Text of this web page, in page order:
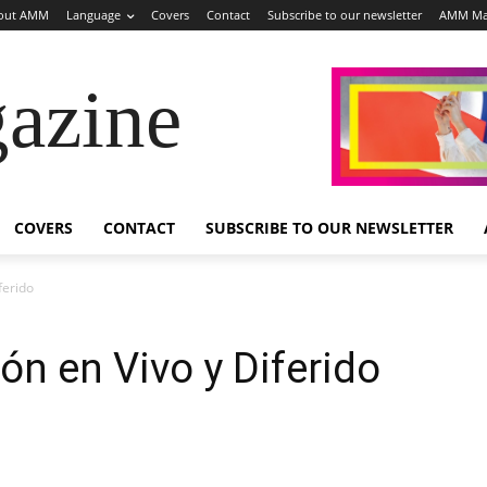
AMM Language Covers Contact Subscribe to our newsletter AMM
COVERS CONTACT SUBSCRIBE TO OUR NEWSLETTER
en Vivo y Diferido